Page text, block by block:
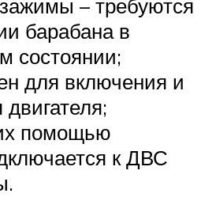
– требуются
барабана в
состоянии;
для включения и
помощью
к ДВС